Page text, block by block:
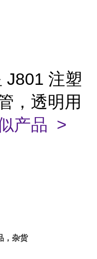
J801 注塑
，透明用
产品 >
，杂货